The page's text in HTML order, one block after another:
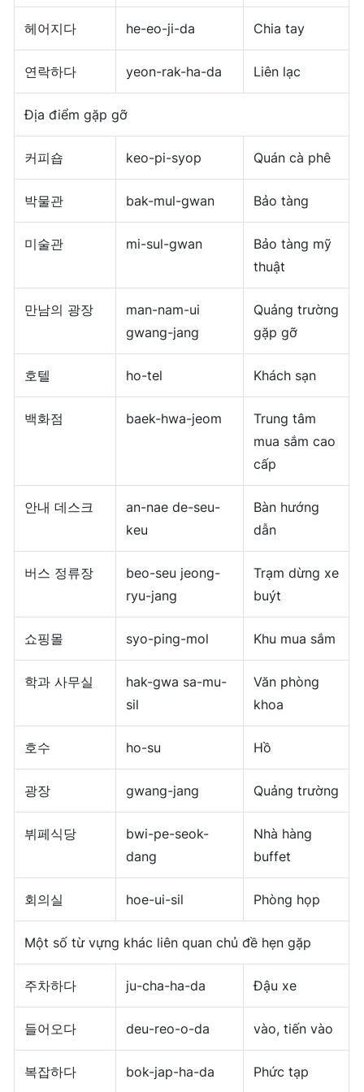
헤어지다 he-eo-ji-da Chia tay
연락하다 yeon-rak-ha-da Liên lạc
Địa điểm gặp gỡ
커피숍 keo-pi-syop Quán cà phê
박물관 bak-mul-gwan Bảo tàng
미술관 mi-sul-gwan
Bảo tàng mỹ
thuật
만남의 광장
man-nam-ui
gwang-jang
Quảng trường
gặp gỡ
호텔 ho-tel Khách sạn
백화점 baek-hwa-jeom
Trung tâm
mua sắm cao
cấp
안내 데스크
an-nae de-seu-
keu
Bàn hướng
dẫn
버스 정류장
beo-seu jeong-
ryu-jang
Trạm dừng xe
buýt
쇼핑몰 syo-ping-mol Khu mua sắm
학과 사무실
hak-gwa sa-mu-
sil
Văn phòng
khoa
호수 ho-su Hồ
광장 gwang-jang Quảng trường
뷔페식당
bwi-pe-seok-
dang
Nhà hàng
buffet
회의실 hoe-ui-sil Phòng họp
Một số từ vựng khác liên quan chủ đề hẹn gặp
주차하다 ju-cha-ha-da Đậu xe
들어오다 deu-reo-o-da vào, tiến vào
복잡하다 bok-jap-ha-da Phức tạp